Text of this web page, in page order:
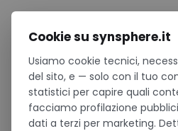
Salta al contenuto
Home / Notizie
DDT, documento di trasporto:
con registro per PMI italiane
GUIDA
Cookie su synsphere.it
Usiamo cookie tecnici,
del sito, e — solo con il tuo
statistici per capire quali
facciamo profilazione
dati a terzi per marketing.